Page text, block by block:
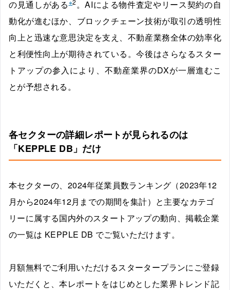
の見通しがある
。AIによる物件査定やリース契約の自
動化が進むほか、ブロックチェーン技術が取引の透明性
向上と迅速な意思決定を支え、不動産業務全体の効率化
と利便性向上が期待されている。今後はさらなるスター
トアップの参入により、不動産業界のDXが一層進むこ
とが予想される。
各セクターの詳細レポートが見られるのは
「KEPPLE DB」だけ
本セクターの、2024年従業員数ランキング（2023年12
月から2024年12月までの期間を集計）と主要なカテゴ
リーに属する国内外のスタートアップの動向、掲載企業
の一覧は KEPPLE DB でご覧いただけます。
月額無料でご利用いただけるスタータープランにご登録
いただくと、本レポートをはじめとした業界トレンド記